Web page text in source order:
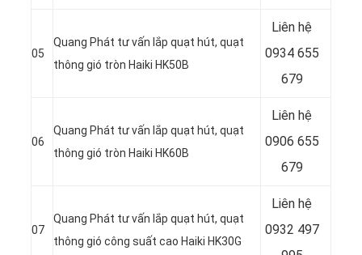
05
Quang Phát tư vấn lắp quạt hút, quạt
thông gió tròn Haiki HK50B
Liên hệ
0934 655
679
06
Quang Phát tư vấn lắp quạt hút, quạt
thông gió tròn Haiki HK60B
Liên hệ
0906 655
679
07
Quang Phát tư vấn lắp quạt hút, quạt
thông gió công suất cao Haiki HK30G
Liên hệ
0932 497